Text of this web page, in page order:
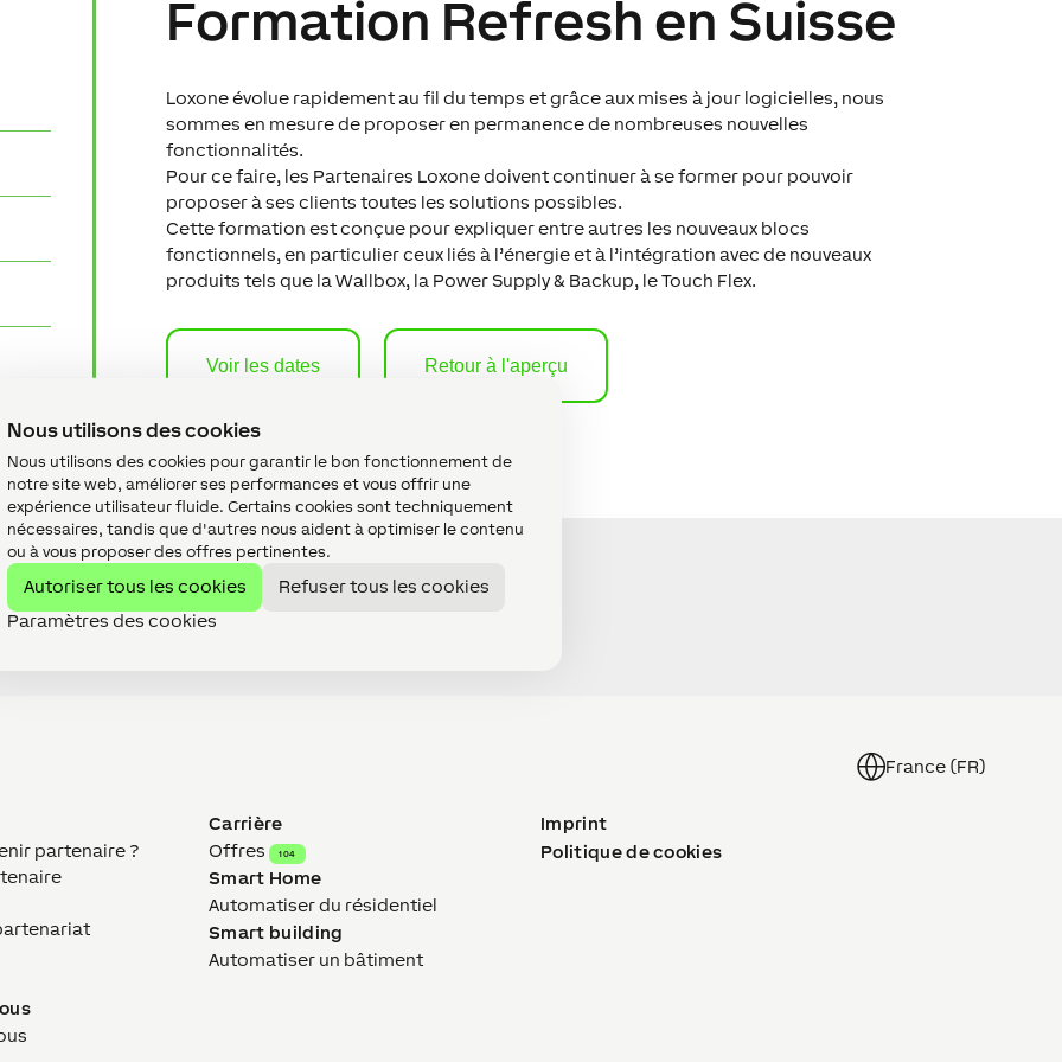
Nous utilisons des cookies
Nous utilisons des cookies pour garantir le bon fonctionnement de
notre site web, améliorer ses performances et vous offrir une
expérience utilisateur fluide. Certains cookies sont techniquement
nécessaires, tandis que d'autres nous aident à optimiser le contenu
ou à vous proposer des offres pertinentes.
Autoriser tous les cookies
Refuser tous les cookies
Paramètres des cookies
Formation Refresh en Suisse
Loxone évolue rapidement au fil du temps et grâce aux mises à jour logicielles, nous
sommes en mesure de proposer en permanence de nombreuses nouvelles
fonctionnalités.
Pour ce faire, les Partenaires Loxone doivent continuer à se former pour pouvoir
proposer à ses clients toutes les solutions possibles.
Cette formation est conçue pour expliquer entre autres les nouveaux blocs
fonctionnels, en particulier ceux liés à l’énergie et à l’intégration avec de nouveaux
produits tels que la Wallbox, la Power Supply & Backup, le Touch Flex.
Voir les dates Retour à l'aperçu
France (FR)
partenaire ?
Carrière
Offres
104
Smart Home
Automatiser du résidentiel
Smart building
Automatiser un bâtiment
Imprint
Politique de cookies